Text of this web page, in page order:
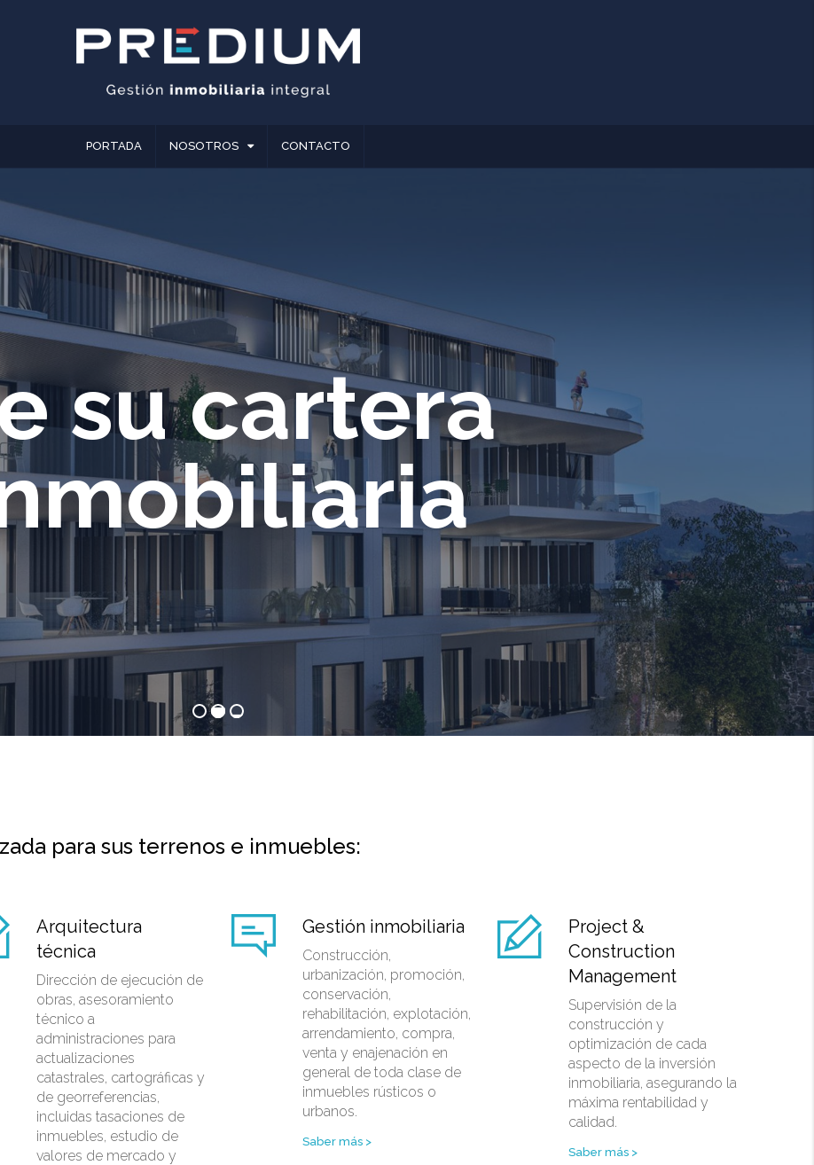
PORTADA NOSOTROS CONTACTO
para sus terrenos e inmuebles:
Arquitectura
técnica
Dirección de ejecución de
obras, asesoramiento
técnico a
administraciones para
actualizaciones
catastrales, cartográficas y
de georreferencias,
incluidas tasaciones de
inmuebles, estudio de
valores de mercado y
Gestión inmobiliaria
Construcción,
urbanización, promoción,
conservación,
rehabilitación, explotación,
arrendamiento, compra,
venta y enajenación en
general de toda clase de
inmuebles rústicos o
urbanos.
Saber más >
Project &
Construction
Management
Supervisión de la
construcción y
optimización de cada
aspecto de la inversión
inmobiliaria, asegurando la
máxima rentabilidad y
calidad.
Saber más >